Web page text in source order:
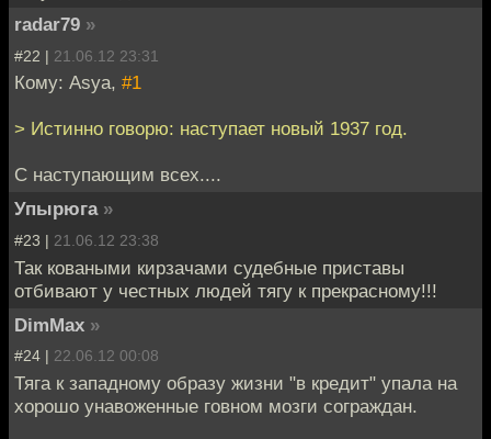
radar79 »
#22 | 21.06.12 23:31
Кому: Asya, #1
> Истинно говорю: наступает новый 1937 год.
C наступающим всех....
Упырюга »
#23 | 21.06.12 23:38
Так коваными кирзачами судебные приставы
отбивают у честных людей тягу к прекрасному!!!
DimMax »
#24 | 22.06.12 00:08
Тяга к западному образу жизни "в кредит" упала на
хорошо унавоженные говном мозги сограждан.